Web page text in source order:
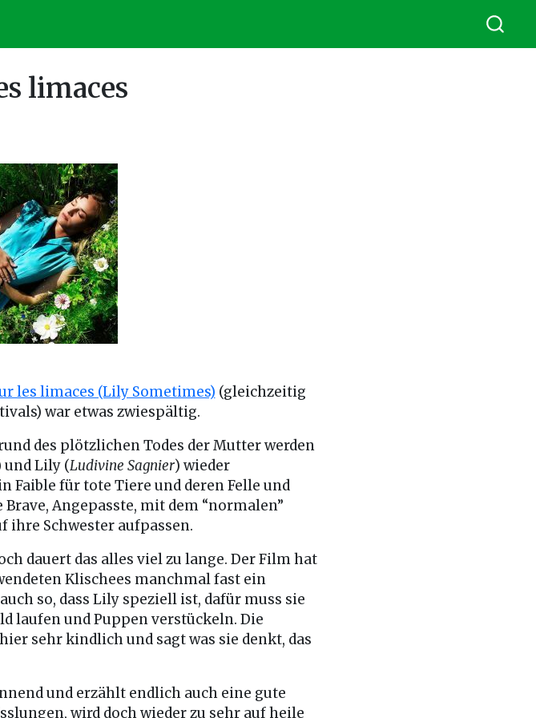
limaces
les limaces (Lily Sometimes) (gleichzeitig
war etwas zwiespältig.
des plötzlichen Todes der Mutter werden
und Lily (Ludivine Sagnier) wieder
Faible für tote Tiere und deren Felle und
Angepasste, mit dem “normalen”
Schwester aufpassen.
dauert das alles viel zu lange. Der Film hat
Klischees manchmal fast ein
so, dass Lily speziell ist, dafür muss sie
laufen und Puppen verstückeln. Die
sehr kindlich und sagt was sie denkt, das
und erzählt endlich auch eine gute
wird doch wieder zu sehr auf heile